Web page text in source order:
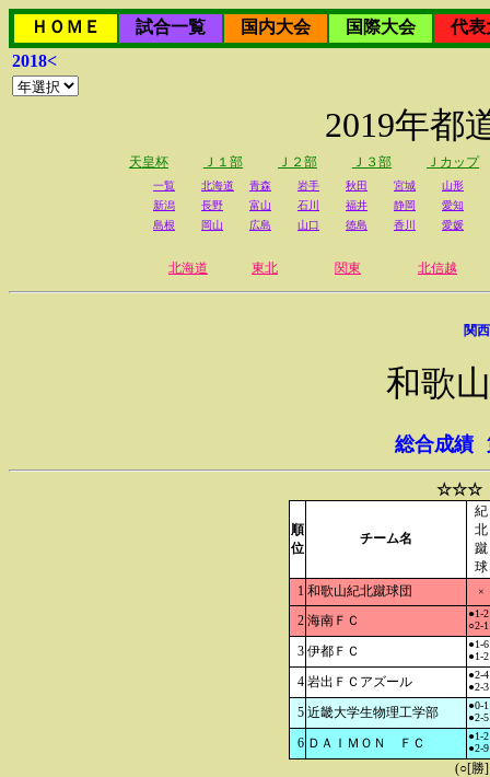
ＨＯＭＥ 試合一覧 国内大会 国際大会
代表
2018<
2019年都
天皇杯 Ｊ１部 Ｊ２部 Ｊ３部 Ｊカップ
一覧 北海道 青森 岩手 秋田 宮城
山形
新潟
長野 富山 石川 福井 静岡
愛知
島根
岡山 広島 山口 徳島 香川 愛媛
北海道 東北 関東 北信越
関
和歌
総合成績
☆☆☆
順
位
チーム名
紀
北
蹴
球
1 和歌山紀北蹴球団 ×
2 海南ＦＣ
●1-2
○2-1
3 伊都ＦＣ
●1-6
●1-2
4 岩出ＦＣアズール
●2-4
●2-3
5 近畿大学生物理工学部
●0-
●2-5
6 ＤＡＩＭＯＮ ＦＣ
●1-2
●2-9
(○[勝